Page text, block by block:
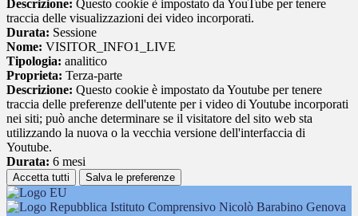
Descrizione: Questo cookie è impostato da YouTube per tenere
traccia delle visualizzazioni dei video incorporati.
Durata: Sessione
Nome: VISITOR_INFO1_LIVE
Tipologia: analitico
Proprieta: Terza-parte
Descrizione: Questo cookie è impostato da Youtube per tenere
traccia delle preferenze dell'utente per i video di Youtube incorporati
nei siti; può anche determinare se il visitatore del sito web sta
utilizzando la nuova o la vecchia versione dell'interfaccia di
Youtube.
Durata: 6 mesi
Accetta tutti Salva le preferenze
Istituto Comprensivo Nicolò Barabino Genova